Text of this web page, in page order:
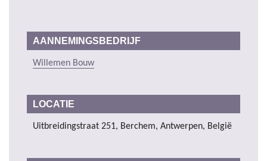
AANNEMINGSBEDRIJF
Willemen Bouw
LOCATIE
Uitbreidingstraat 251, Berchem, Antwerpen, België